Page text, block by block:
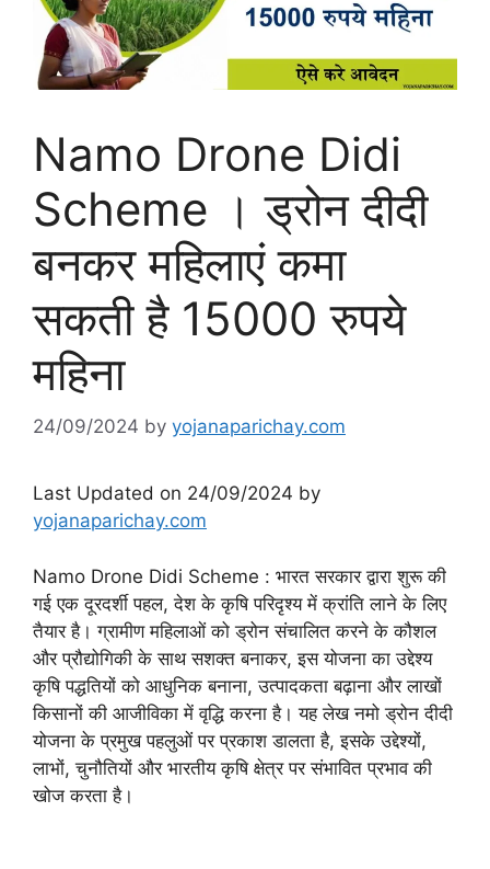
Namo Drone Didi
Scheme । ड्रोन दीदी
बनकर महिलाएं कमा
सकती है 15000 रुपये
महिना
24/09/2024 by yojanaparichay.com
Last Updated on 24/09/2024 by
yojanaparichay.com
Namo Drone Didi Scheme : भारत सरकार द्वारा शुरू की
गई एक दूरदर्शी पहल, देश के कृषि परिदृश्य में क्रांति लाने के लिए
तैयार है। ग्रामीण महिलाओं को ड्रोन संचालित करने के कौशल
और प्रौद्योगिकी के साथ सशक्त बनाकर, इस योजना का उद्देश्य
कृषि पद्धतियों को आधुनिक बनाना, उत्पादकता बढ़ाना और लाखों
किसानों की आजीविका में वृद्धि करना है। यह लेख नमो ड्रोन दीदी
योजना के प्रमुख पहलुओं पर प्रकाश डालता है, इसके उद्देश्यों,
लाभों, चुनौतियों और भारतीय कृषि क्षेत्र पर संभावित प्रभाव की
खोज करता है।